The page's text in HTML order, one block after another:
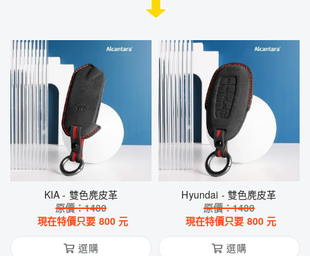
KIA - 雙色麂皮革
原價：1480
現在特價只要 800 元
選購
Hyundai - 雙色麂皮革
原價：1480
現在特價只要 800 元
選購